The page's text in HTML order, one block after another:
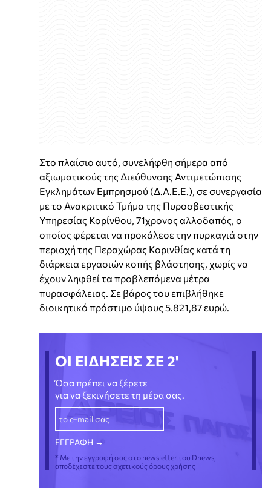
Στο πλαίσιο αυτό, συνελήφθη σήμερα από
αξιωματικούς της Διεύθυνσης Αντιμετώπισης
Εγκλημάτων Εμπρησμού (Δ.Α.Ε.Ε.), σε συνεργασία
με το Ανακριτικό Τμήμα της Πυροσβεστικής
Υπηρεσίας Κορίνθου, 71χρονος αλλοδαπός, ο
οποίος φέρεται να προκάλεσε την πυρκαγιά στην
περιοχή της Περαχώρας Κορινθίας κατά τη
διάρκεια εργασιών κοπής βλάστησης, χωρίς να
έχουν ληφθεί τα προβλεπόμενα μέτρα
πυρασφάλειας. Σε βάρος του επιβλήθηκε
διοικητικό πρόστιμο ύψους 5.821,87 ευρώ.
ΟΙ ΕΙΔΗΣΕΙΣ ΣΕ 2'
Όσα πρέπει να ξέρετε
για να ξεκινήσετε τη μέρα σας.
* Με την εγγραφή σας στο newsletter του Dnews,
αποδέχεστε τους σχετικούς όρους χρήσης